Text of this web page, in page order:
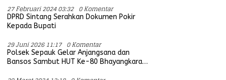
27 Februari 2024 03:32 0 Komentar
DPRD Sintang Serahkan Dokumen Pokir
Kepada Bupati
29 Juni 2026 11:17 0 Komentar
Polsek Sepauk Gelar Anjangsana dan
Bansos Sambut HUT Ke-80 Bhayangkara